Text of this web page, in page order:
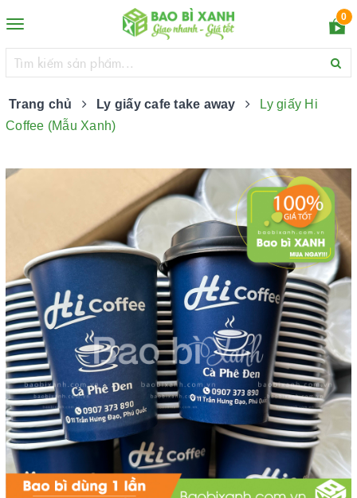
Toggle
navigation
0
Trang chủ Ly giấy cafe take away
Ly giấy Hi
Coffee (Mẫu Xanh)